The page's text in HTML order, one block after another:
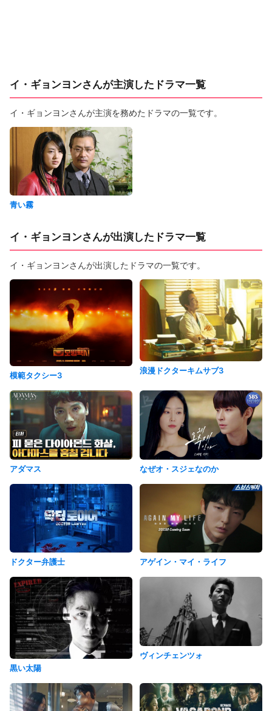
イ・ギョンヨンさんが主演したドラマ一覧
イ・ギョンヨンさんが主演を務めたドラマの一覧です。
青い霧
イ・ギョンヨンさんが出演したドラマ一覧
イ・ギョンヨンさんが出演したドラマの一覧です。
模範タクシー3
浪漫ドクターキムサブ3
アダマス なぜオ・スジェなのか
ドクター弁護士 アゲイン・マイ・ライフ
黒い太陽
ヴィンチェンツォ